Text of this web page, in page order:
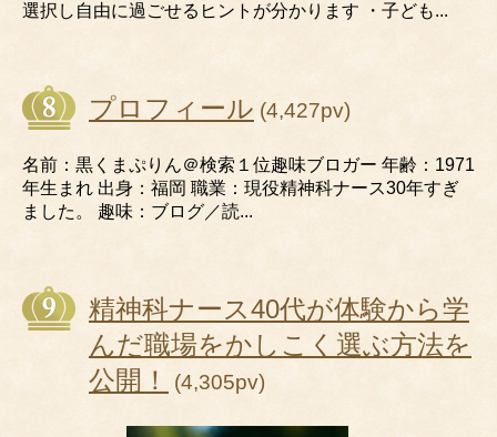
選択し自由に過ごせるヒントが分かります ・子ども...
プロフィール (4,427pv)
名前：黒くまぷりん＠検索１位趣味ブロガー 年齢：1971
年生まれ 出身：福岡 職業：現役精神科ナース30年すぎ
ました。 趣味：ブログ／読...
精神科ナース40代が体験から学
んだ職場をかしこく選ぶ方法を
公開！
(4,305pv)